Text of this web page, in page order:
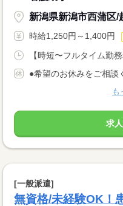
新潟県新潟市西蒲区/
時給1,250円～1,400円
【時短〜フルタイム勤
●希望のお休みをご相談
も
求
[一般派遣]
無資格/未経験OK！